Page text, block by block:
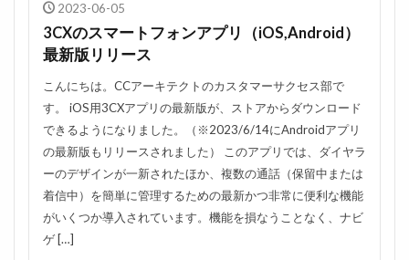
2023-06-05
3CXのスマートフォンアプリ（iOS,Android）
最新版リリース
こんにちは。CCアーキテクトのカスタマーサクセス部で
す。 iOS用3CXアプリの最新版が、ストアからダウンロード
できるようになりました。（※2023/6/14にAndroidアプリ
の最新版もリリースされました） このアプリでは、ダイヤラ
ーのデザインが一新されたほか、複数の通話（保留中または
着信中）を簡単に管理するための最新かつ非常に便利な機能
がいくつか導入されています。機能を損なうことなく、ナビ
ゲ […]